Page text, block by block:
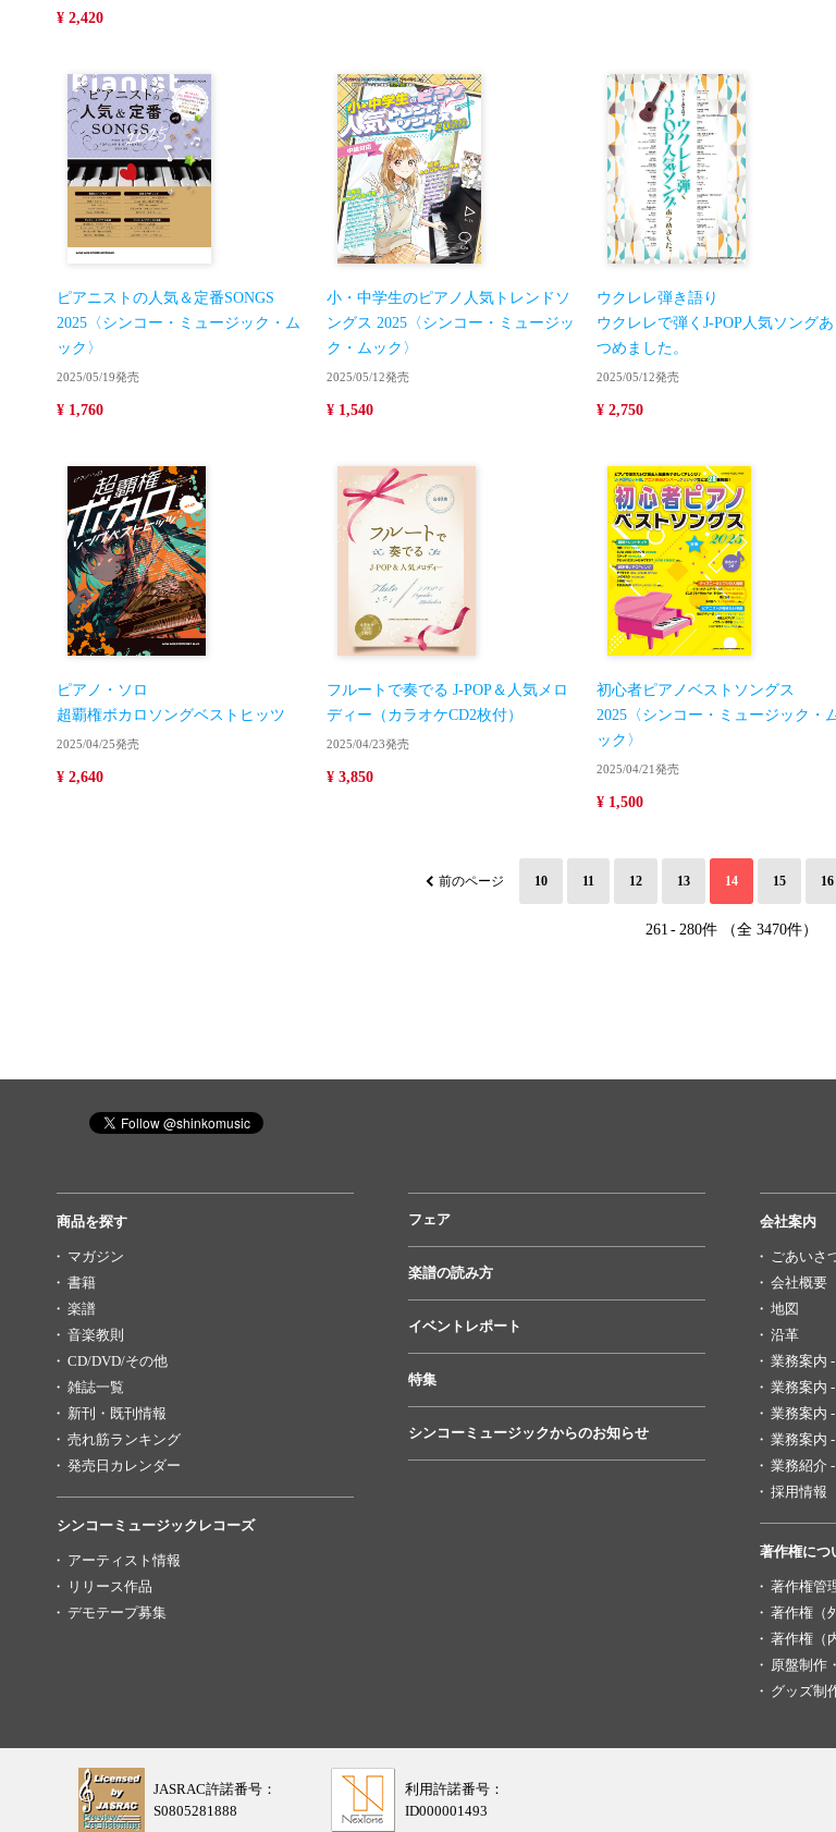
¥ 2,420
ピアニストの人気＆定番SONGS
2025〈シンコー・ミュージック・ム
ック〉
2025/05/19発売
¥ 1,760
小・中学生のピアノ人気トレンドソ
ングス 2025〈シンコー・ミュージッ
ク・ムック〉
2025/05/12発売
¥ 1,540
ウクレレ弾き語り
ウクレレで弾くJ-POP人気ソングあ
つめました。
2025/05/12発売
¥ 2,750
ピアノ・ソロ
超覇権ボカロソングベストヒッツ
2025/04/25発売
¥ 2,640
フルートで奏でる J-POP＆人気メロ
ディー（カラオケCD2枚付）
2025/04/23発売
¥ 3,850
初心者ピアノベストソングス
2025〈シンコー・ミュージック・
ック〉
2025/04/21発売
¥ 1,500
前のページ 10 11 12 13 14 15 16
261 - 280件 （全 3470件）
商品を探す
マガジン
書籍
楽譜
音楽教則
CD/DVD/その他
雑誌一覧
新刊・既刊情報
売れ筋ランキング
発売日カレンダー
シンコーミュージックレコーズ
アーティスト情報
リリース作品
デモテープ募集
フェア
楽譜の読み方
イベントレポート
特集
シンコーミュージックからのお知らせ
会社案内
ごあいさ
会社概要
地図
沿革
業務案内
業務案内
業務案内
業務案内
業務紹介
採用情報
著作権につ
著作権管
著作権（
著作権（
原盤制作
グッズ制
JASRAC許諾番号：
S0805281888
利用許諾番号：
ID000001493